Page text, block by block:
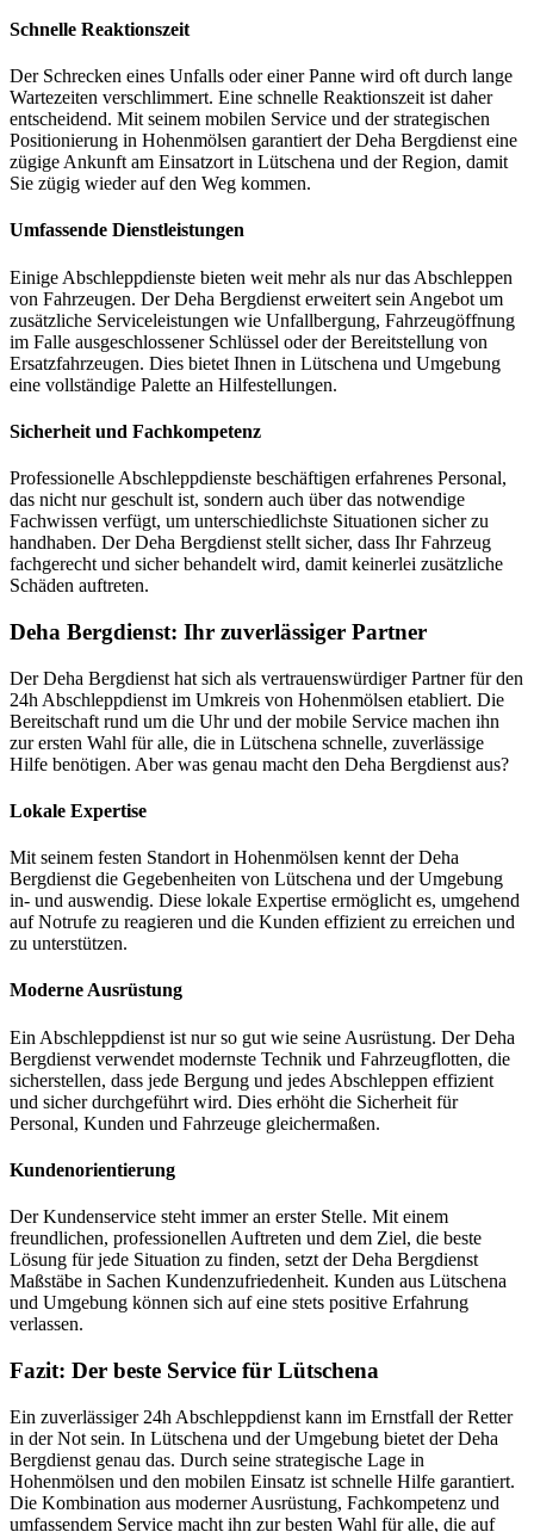
Schnelle Reaktionszeit
Der Schrecken eines Unfalls oder einer Panne wird oft durch lange
Wartezeiten verschlimmert. Eine schnelle Reaktionszeit ist daher
entscheidend. Mit seinem mobilen Service und der strategischen
Positionierung in Hohenmölsen garantiert der Deha Bergdienst eine
zügige Ankunft am Einsatzort in Lütschena und der Region, damit
Sie zügig wieder auf den Weg kommen.
Umfassende Dienstleistungen
Einige Abschleppdienste bieten weit mehr als nur das Abschleppen
von Fahrzeugen. Der Deha Bergdienst erweitert sein Angebot um
zusätzliche Serviceleistungen wie Unfallbergung, Fahrzeugöffnung
im Falle ausgeschlossener Schlüssel oder der Bereitstellung von
Ersatzfahrzeugen. Dies bietet Ihnen in Lütschena und Umgebung
eine vollständige Palette an Hilfestellungen.
Sicherheit und Fachkompetenz
Professionelle Abschleppdienste beschäftigen erfahrenes Personal,
das nicht nur geschult ist, sondern auch über das notwendige
Fachwissen verfügt, um unterschiedlichste Situationen sicher zu
handhaben. Der Deha Bergdienst stellt sicher, dass Ihr Fahrzeug
fachgerecht und sicher behandelt wird, damit keinerlei zusätzliche
Schäden auftreten.
Deha Bergdienst: Ihr zuverlässiger Partner
Der Deha Bergdienst hat sich als vertrauenswürdiger Partner für den
24h Abschleppdienst im Umkreis von Hohenmölsen etabliert. Die
Bereitschaft rund um die Uhr und der mobile Service machen ihn
zur ersten Wahl für alle, die in Lütschena schnelle, zuverlässige
Hilfe benötigen. Aber was genau macht den Deha Bergdienst aus?
Lokale Expertise
Mit seinem festen Standort in Hohenmölsen kennt der Deha
Bergdienst die Gegebenheiten von Lütschena und der Umgebung
in- und auswendig. Diese lokale Expertise ermöglicht es, umgehend
auf Notrufe zu reagieren und die Kunden effizient zu erreichen und
zu unterstützen.
Moderne Ausrüstung
Ein Abschleppdienst ist nur so gut wie seine Ausrüstung. Der Deha
Bergdienst verwendet modernste Technik und Fahrzeugflotten, die
sicherstellen, dass jede Bergung und jedes Abschleppen effizient
und sicher durchgeführt wird. Dies erhöht die Sicherheit für
Personal, Kunden und Fahrzeuge gleichermaßen.
Kundenorientierung
Der Kundenservice steht immer an erster Stelle. Mit einem
freundlichen, professionellen Auftreten und dem Ziel, die beste
Lösung für jede Situation zu finden, setzt der Deha Bergdienst
Maßstäbe in Sachen Kundenzufriedenheit. Kunden aus Lütschena
und Umgebung können sich auf eine stets positive Erfahrung
verlassen.
Fazit: Der beste Service für Lütschena
Ein zuverlässiger 24h Abschleppdienst kann im Ernstfall der Retter
in der Not sein. In Lütschena und der Umgebung bietet der Deha
Bergdienst genau das. Durch seine strategische Lage in
Hohenmölsen und den mobilen Einsatz ist schnelle Hilfe garantiert.
Die Kombination aus moderner Ausrüstung, Fachkompetenz und
umfassendem Service macht ihn zur besten Wahl für alle, die auf